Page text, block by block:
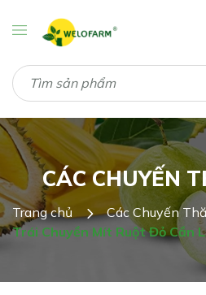
CÁC CHUYẾN
Trang chủ Các Chuyến
Trái Chuyền Mít Ruột Đỏ Cần